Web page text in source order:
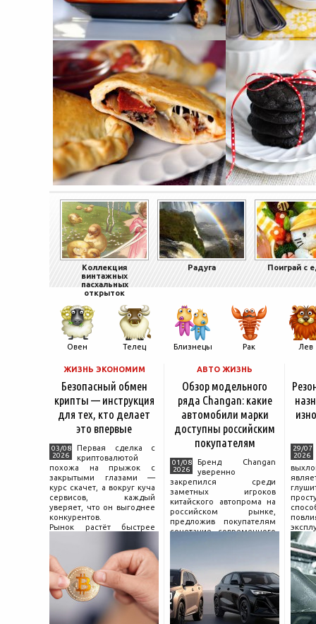
Коллекция
винтажных
пасхальных
открыток
Радуга Поиграй с
Овен Телец Близнецы Рак Лев
ЖИЗНЬ ЭКОНОМИМ
Безопасный обмен
крипты — инструкция
для тех, кто делает
это впервые
03/08
2026
Первая сделка с
криптовалютой
похожа на прыжок с
закрытыми глазами —
курс скачет, а вокруг куча
сервисов, каждый
уверяет, что он выгоднее
конкурентов.
Рынок растёт быстрее
поведения на нём.
Петербургские
криптообменники,
московские
АВТО ЖИЗНЬ
Обзор модельного
ряда Changan: какие
автомобили марки
доступны российским
покупателям
01/08
2026
Бренд Changan
уверенно
закрепился среди
заметных игроков
китайского автопрома на
российском рынке,
предложив покупателям
сочетание современного
насчитывает несколько
десятилетий
29/07
2026
и